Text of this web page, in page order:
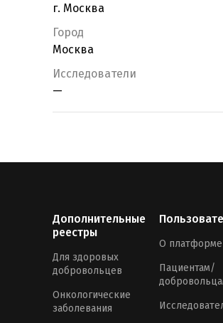
г. Москва
Город
Москва
Исследователи
—
Дополнительные
реестры
Для здоровых
добровольцев
Онкологические
заболевания
О платформе
Пациентам/